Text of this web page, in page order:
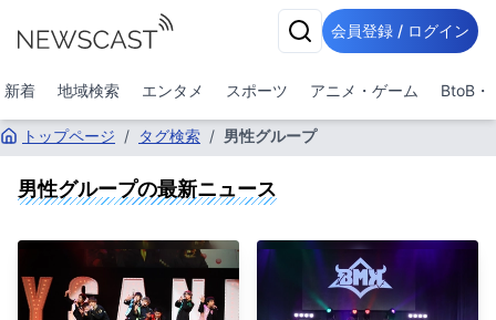
会員登録 / ログイン
新着 地域検索 エンタメ スポーツ アニメ・ゲーム BtoB・
トップページ / タグ検索 / 男性グループ
男性グループの最新ニュース